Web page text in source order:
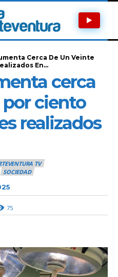
Cerca De Un Veinte
En...
cerca
ciento
realizados
TV
SOCIEDAD
75